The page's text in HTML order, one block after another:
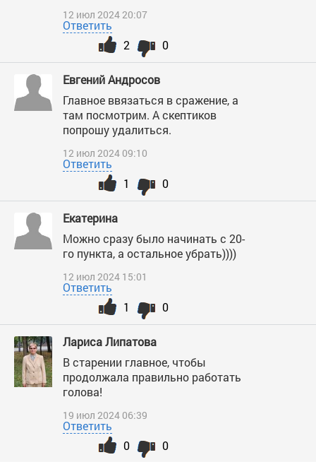
12 июл 2024 20:07
Ответить
0
2
Евгений Андросов
Главное ввязаться в сражение, а
там посмотрим. А скептиков
попрошу удалиться.
12 июл 2024 09:10
Ответить
0
1
Екатерина
Можно сразу было начинать с 20-
го пункта, а остальное убрать))))
12 июл 2024 15:01
Ответить
0
1
Лариса Липатова
В старении главное, чтобы
продолжала правильно работать
голова!
19 июл 2024 06:39
Ответить
0
0